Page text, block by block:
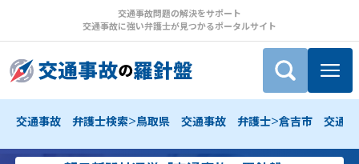
交通事故問題の解決をサポート
交通事故に強い弁護士が見つかるポータルサイト
交通事故 弁護士検索>鳥取県 交通事故 弁護士>倉吉市 交通